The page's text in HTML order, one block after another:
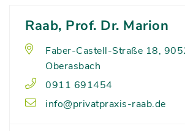
Raab, Prof. Dr. Marion
Faber-Castell-Straße 18,
Oberasbach
0911 691454
info@privatpraxis-raab.de